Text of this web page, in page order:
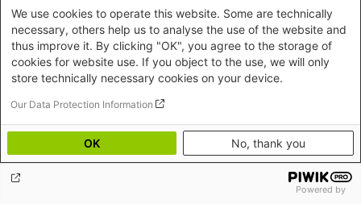
Dokumentationen eingesetzt würden. Hierzu merkte
Daniil Dondurej sarkastisch an, jede Sendung finde
genau die Historiker, die sie benötige. Rolf-Dieter
Müller, Militärhistoriker aus Potsdam und Berater bei
„Unsere Mütter unsere Väter“, meinte, Wissenschaftler
könnten Filme mit deren spezifischen Charakteristika
nur beraten und das Schlimmste verhindern. Sie hätten
zu entscheiden, ob etwas richtig oder falsch,
wahrscheinlich oder unwahrscheinlich (aber vielleicht
auch nur nicht ganz ausgeschlossen) sei.
We use cookies to operate this website. Some are technically
necessary, others help us to analyse the use of the website and
thus improve it. By clicking "OK", you agree to the storage of
cookies for website use. If you object to the use, we will only
store technically necessary cookies on your device.
Our Data Protection Information
OK No, thank you
Powered by